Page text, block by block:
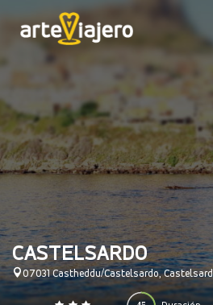
CASTELSARDO
07031 Castheddu/Castelsardo,